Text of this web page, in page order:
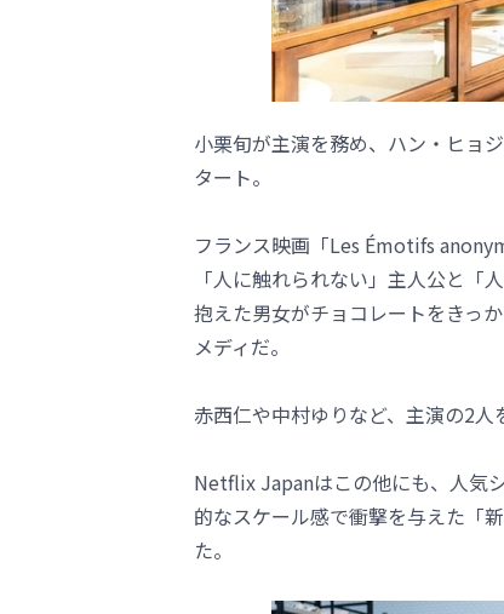
小栗旬が主演を務め、ハン・ヒョ
タート。
フランス映画「Les Émotifs
「人に触れられない」主人公と「
抱えた男女がチョコレートをきっ
メディだ。
赤西仁や中村ゆりなど、主演の2人
Netflix Japanはこの他にも、人気
的なスケール感で衝撃を与えた「
た。